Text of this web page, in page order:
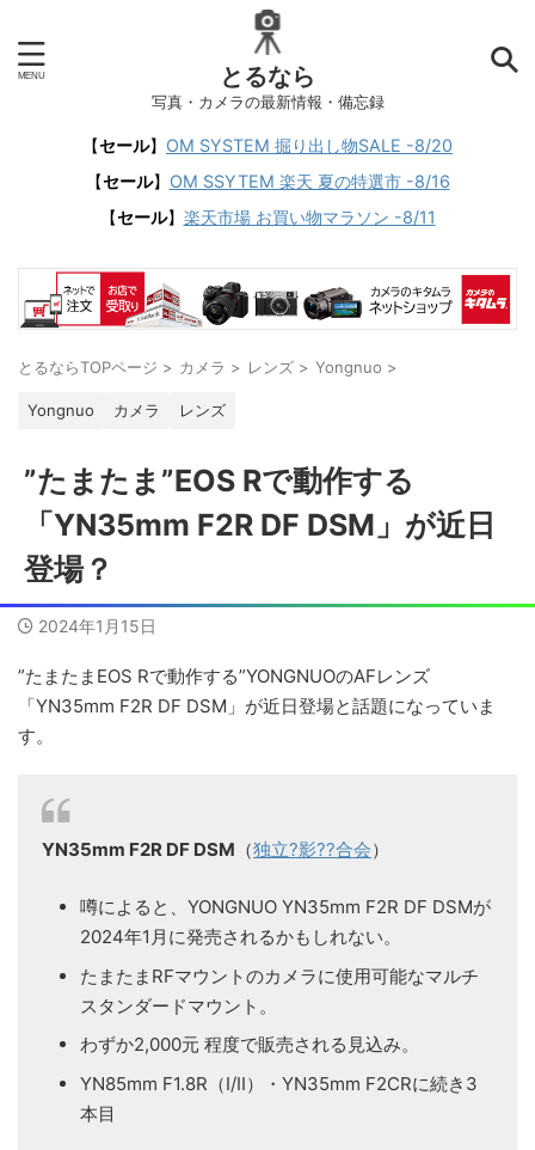
とるなら
写真・カメラの最新情報・備忘録
【セール】 OM SYSTEM 掘り出し物SALE -8/20
【セール】 OM SSYTEM 楽天 夏の特選市 -8/16
【セール】 楽天市場 お買い物マラソン -8/11
とるならTOPページ > カメラ > レンズ > Yongnuo >
Yongnuo カメラ レンズ
”たまたま”EOS Rで動作する
「YN35mm F2R DF DSM」が近日
登場？
2024年1月15日
”たまたまEOS Rで動作する”YONGNUOのAFレンズ
「YN35mm F2R DF DSM」が近日登場と話題になっていま
す。
YN35mm F2R DF DSM （独立?影??合会）
噂によると、YONGNUO YN35mm F2R DF DSMが
2024年1月に発売されるかもしれない。
たまたまRFマウントのカメラに使用可能なマルチ
スタンダードマウント。
わずか2,000元 程度で販売される見込み。
YN85mm F1.8R（I/II）・YN35mm F2CRに続き3
本目